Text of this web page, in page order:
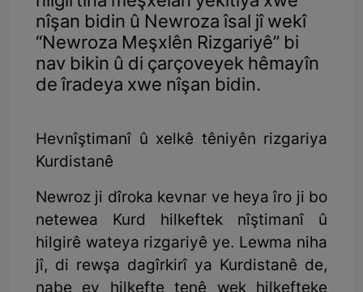
nîşan bidin û Newroza îsal jî wekî
“Newroza Meşxlên Rizgariyê” bi
nav bikin û di çarçoveyek hêmayîn
de îradeya xwe nîşan bidin.
Hevnîştimanî û xelkê têniyên rizgariya
Kurdistanê
Newroz ji dîroka kevnar ve heya îro ji bo
netewea Kurd hilkeftek nîştimanî û
hilgirê wateya rizgariyê ye. Lewma niha
jî, di rewşa dagîrkirî ya Kurdistanê de,